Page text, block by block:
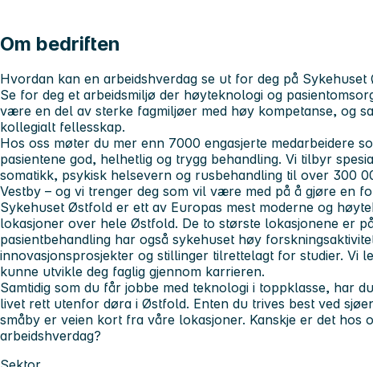
Om bedriften
Hvordan kan en arbeidshverdag se ut for deg på Sykehuset
Se for deg et arbeidsmiljø der høyteknologi og
være en del av sterke fagmiljøer med høy kompetanse, og
kollegialt fellesskap.
Hos oss møter du mer enn 7000 engasjerte medarbeidere
pasientene god, helhetlig og trygg behandling. Vi tilbyr
somatikk, psykisk helsevern og rusbehandling til over 300
Vestby – og vi trenger deg som vil være med på å gjøre en
Sykehuset Østfold er ett av Europas mest moderne og
lokasjoner over hele Østfold. De to største lokasjonene er
pasientbehandling har også sykehuset høy
innovasjonsprosjekter og stillinger tilrettelagt for studier. Vi
kunne utvikle deg faglig gjennom karrieren.
Samtidig som du får jobbe med teknologi i toppklasse, har
livet rett utenfor døra i Østfold. Enten du trives best ved
småby er veien kort fra våre lokasjoner. Kanskje er det hos
arbeidshverdag?